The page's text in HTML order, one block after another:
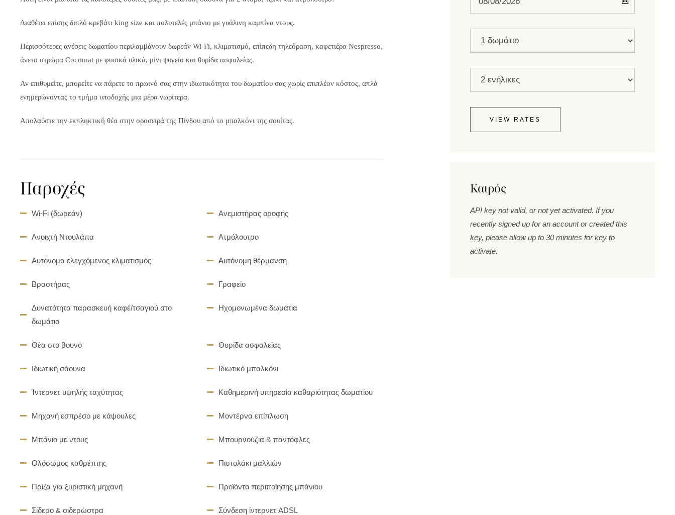
Διαθέτει επίσης διπλό κρεβάτι king size και πολυτελές μπάνιο με γυάλινη καμπίνα ντους.
Περισσότερες ανέσεις δωματίου περιλαμβάνουν δωρεάν Wi-Fi, κλιματισμό, επίπεδη τηλεόραση, καφετιέρα Nespresso,
άνετο στρώμα Cocomat με φυσικά υλικά, μίνι ψυγείο και θυρίδα ασφαλείας.
Αν επιθυμείτε, μπορείτε να πάρετε το πρωινό σας στην ιδιωτικότητα του δωματίου σας χωρίς επιπλέον κόστος, απλά
ενημερώνοντας το τμήμα υποδοχής μια μέρα νωρίτερα.
Απολαύστε την εκπληκτική θέα στην οροσειρά της Πίνδου από το μπαλκόνι της σουίτας.
Παροχές
Wi-Fi (δωρεάν) Ανεμιστήρας οροφής
Ανοιχτή Ντουλάπα Ατμόλουτρο
Αυτόνομα ελεγχόμενος κλιματισμός Αυτόνομη θέρμανση
Βραστήρας Γραφείο
Δυνατότητα παρασκευή καφέ/τσαγιού στο
δωμάτιο
Ηχομονωμένα δωμάτια
Θέα στο βουνό Θυρίδα ασφαλείας
Ιδιωτική σάουνα Ιδιωτικό μπαλκόνι
Ίντερνετ υψηλής ταχύτητας Καθημερινή υπηρεσία καθαριότητας δωματίου
Μηχανή εσπρέσο με κάψουλες Μοντέρνα επίπλωση
Μπάνιο με ντους Μπουρνούζια & παντόφλες
Ολόσωμος καθρέπτης Πιστολάκι μαλλιών
Πρίζα για ξυριστική μηχανή Προϊόντα περιποίησης μπάνιου
Σίδερο & σιδερώστρα Σύνδεση ίντερνετ ADSL
VIEW RATES
Καιρός
API key not valid, or not yet activated. If you
recently signed up for an account or created this
key, please allow up to 30 minutes for key to
activate.